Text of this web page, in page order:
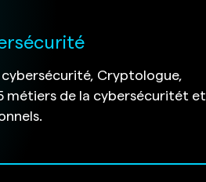
Cryptologue,
métiers de la cybersécuritét et